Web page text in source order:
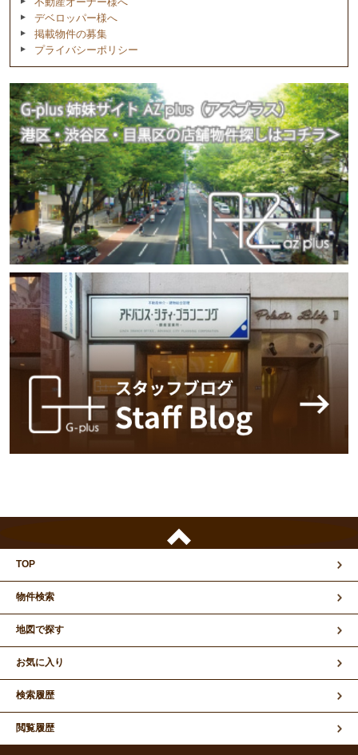
デベロッパー様へ
掲載物件の募集
プライバシーポリシー
TOP
物件検索
地図で探す
お気に入り
検索履歴
閲覧履歴